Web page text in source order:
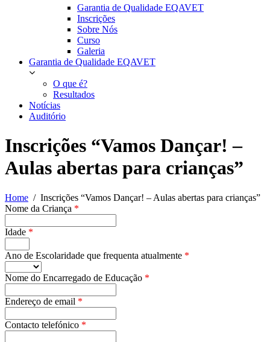
Garantia de Qualidade EQAVET
Inscrições
Sobre Nós
Curso
Galeria
Garantia de Qualidade EQAVET
O que é?
Resultados
Notícias
Auditório
Inscrições “Vamos Dançar! –
Aulas abertas para crianças”
Home
Inscrições “Vamos Dançar! – Aulas abertas para crianças”
Nome da Criança *
Idade *
Ano de Escolaridade que frequenta atualmente *
Nome do Encarregado de Educação *
Endereço de email *
Contacto telefónico *